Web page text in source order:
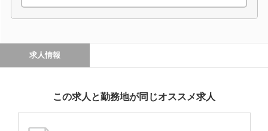
求人情報
この求人と勤務地が同じオススメ求人